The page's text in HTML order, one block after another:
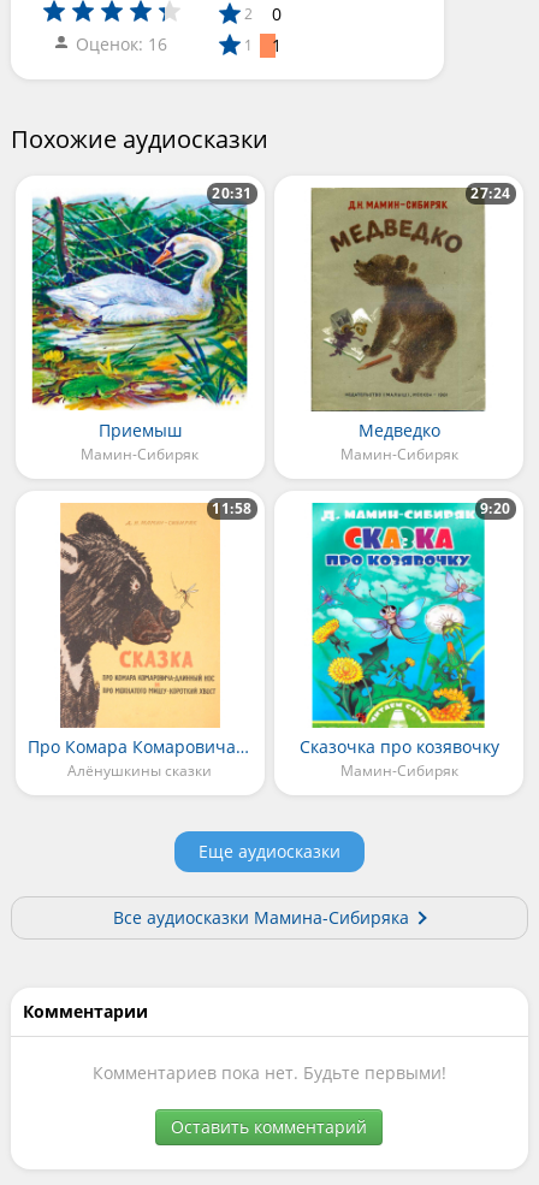
Оценок: 16
2 0
1 1
Похожие аудиосказки
Приемыш
Мамин-Сибиряк
20:31
Медведко
Мамин-Сибиряк
27:24
Про Комара Комаровича-длинный нос и про мохнатого Мишу-короткий хвост
Алёнушкины cказки
11:58
Сказочка про козявочку
Мамин-Сибиряк
9:20
Еще аудиосказки
Все аудиосказки Мамина-Сибиряка
Комментарии
Комментариев пока нет. Будьте первыми!
Оставить комментарий